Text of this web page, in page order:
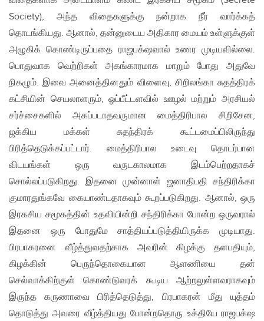
Society), அந்த விதைகளுக்கு நன்றாக நீர் வார்க்கத்
தொடங்கியது. ஆனால், தன்னுடைய அதிகார மையம் உள்ளுக்குள்
அழுகிக் கொண்டிருப்பதை ராஜபக்‌ஷவால் உணர முடியவில்லை.
பொதுவாக வெற்றிகள் அகங்காரமாக மாறும் போது அதுவே
நிகழும். இவை அனைத்தினதும் விளைவு, சிறிலங்கா சுதத்திரக்
கட்சியின் செயலாளரும், ஓப்பீட்டளவில் ஊழல் மற்றும் அரசியல்
சர்ச்சைகளில் அகப்படாதவருமான மைத்திரிபால சிறிசேன,
ஜக்கிய மக்கள் சுதந்திரக் கூட்டமைப்பிலிருந்து
பிரித்தெடுக்கப்பட்டார். மைத்திரிபால உடைவு தொடர்பான
விடயங்கள் ஒரு வருடகாலமாக இடம்பெற்றதாகச்
சொல்லப்படுகிறது. இதனை முன்னாள் ஜனாதிபதி சந்திரிக்கா
குமாரதுங்கவே கையாண்டதாகவும் கூறப்படுகிறது. ஆனால், ஒரு
இரகசிய சமூகத்தின் உதவியின்றி சந்திரிக்கா போன்ற ஒருவரால்
இதனை ஒரு போதுமே சாத்தியப்படுத்தியிருக்க முடியாது.
பிரபாகரனை வீழ்த்துவதற்காக அவரின் கிழக்கு தளபதியும்,
கிழக்கின் பெருந்தொகையான ஆளணியை தன்
செல்வாக்கிற்குள் கொண்டுவரக் கூடிய ஆற்றலுள்ளவராகவும்
இருந்த கருணாவை பிரித்தெடுத்து, பிரபாகரன் மீது யுத்தம்
தொடுத்து அவரை வீழ்த்தியது போன்றதொரு உக்தியே ராஜபக்‌ஷ